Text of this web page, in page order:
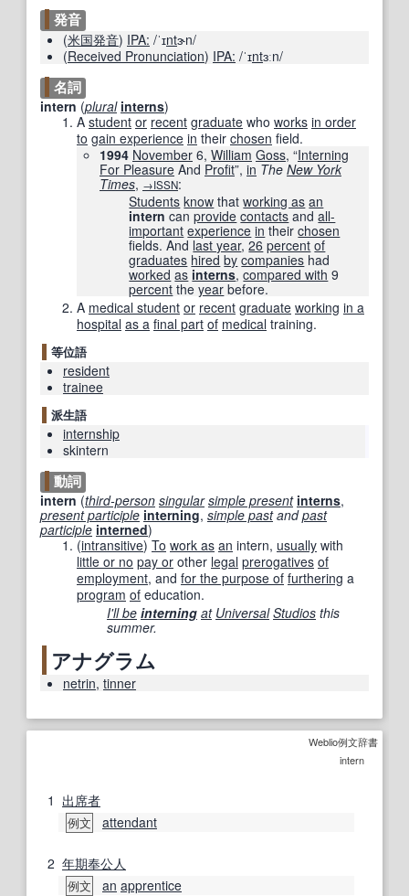
発音
(米国発音) IPA: /ˈɪntɝn/
(Received Pronunciation) IPA: /ˈɪntɜːn/
名詞
intern (plural interns)
A student or recent graduate who works in order
to gain experience in their chosen field.
1994 November 6, William Goss, “Interning
For Pleasure And Profit”, in The New York
Times‎, →ISSN:
Students know thatworking as an
intern canprovide contacts andall-
important experience in theirchosen
fields. And last year,26 percent of
graduates hired by companies had
worked as interns,compared with 9
percent theyear before.
A medical student or recent graduate working in a
hospital as a final part of medical training.
等位語
resident
trainee
派生語
internship
skintern
動詞
intern (third-person singular simple present interns,
present participle interning, simple pastandpast
participle interned)
(intransitive) To work as an intern, usually with
little or no pay or other legal prerogatives of
employment, and for the purpose of furthering a
program of education.
I'll be interning at Universal Studios this
summer.
アナグラム
netrin, tinner
Weblio例文辞書
intern
1 出席者
例文 attendant
2 年期奉公人
例文 an apprentice